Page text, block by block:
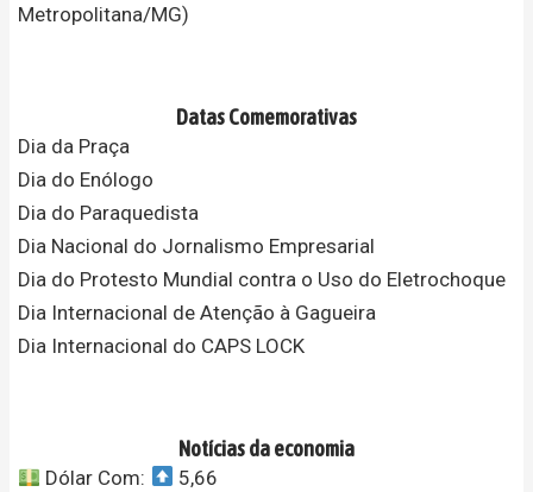
Metropolitana/MG)
Datas Comemorativas
Dia da Praça
Dia do Enólogo
Dia do Paraquedista
Dia Nacional do Jornalismo Empresarial
Dia do Protesto Mundial contra o Uso do Eletrochoque
Dia Internacional de Atenção à Gagueira
Dia Internacional do CAPS LOCK
Notícias da economia
Dólar Com:
5,66